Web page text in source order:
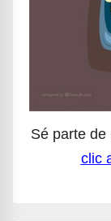
Sé parte de
clic